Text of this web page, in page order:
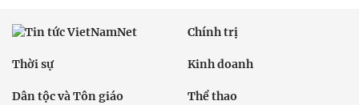
Chính trị
Thời sự Kinh doanh
Dân tộc và Tôn giáo Thể thao